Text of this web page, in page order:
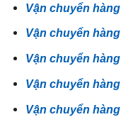
Vận chuyển
Vận chuyển
Vận chuyển
Vận chuyển
Vận chuyển